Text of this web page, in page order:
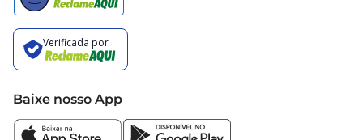
Baixe nosso App